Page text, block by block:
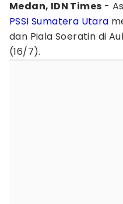
Medan, IDN Times -
PSSI Sumatera Utara
dan Piala Soeratin di
(16/7).